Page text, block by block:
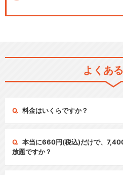
よくあ
料金はいくらですか？
本当に660円(税込)だけで、
放題ですか？